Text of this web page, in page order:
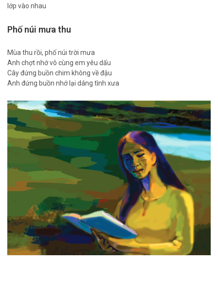
lớp vào nhau
Phố núi mưa thu
Mùa thu rồi, phố núi trời mưa
Anh chợt nhớ vô cùng em yêu dấu
Cây đứng buồn chim không về đậu
Anh đứng buồn nhớ lại dáng tình xưa